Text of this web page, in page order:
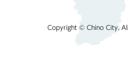
Copyright © Chino City. All